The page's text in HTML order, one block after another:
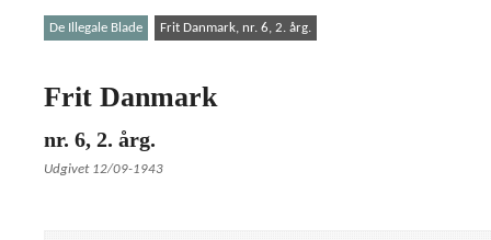
De Illegale Blade Frit Danmark, nr. 6, 2. årg.
Frit Danmark
nr. 6, 2. årg.
Udgivet 12/09-1943